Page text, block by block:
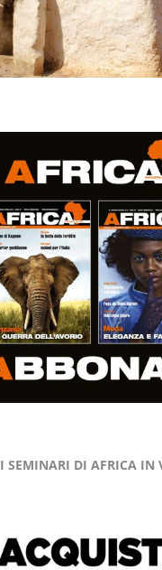
I SEMINARI DI AFRICA IN